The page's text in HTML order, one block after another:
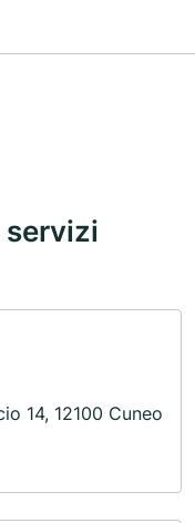
servizi
14, 12100 Cuneo